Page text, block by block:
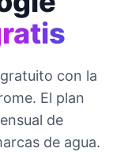
con la
El plan
de
de agua.